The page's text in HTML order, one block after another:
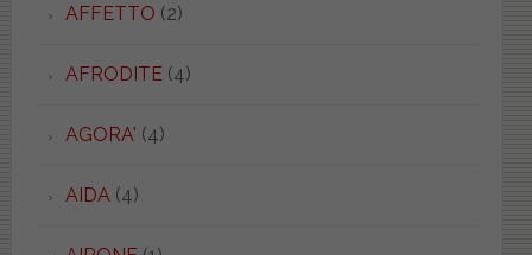
AFFETTO (2)
AFRODITE(4)
AGORA' (4)
AIDA (4)